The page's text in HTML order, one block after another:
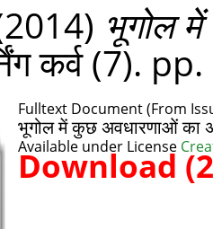
भूगोल
कर्व (7).
Fulltext Document (From
भूगोल में कुछ अवधारणाओं का
Available under License
Download